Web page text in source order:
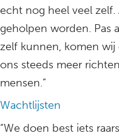
echt nog heel veel zelf.
geholpen worden. Pas
zelf kunnen, komen wij
ons steeds meer
mensen.”
Wachtlijsten
“We doen best iets